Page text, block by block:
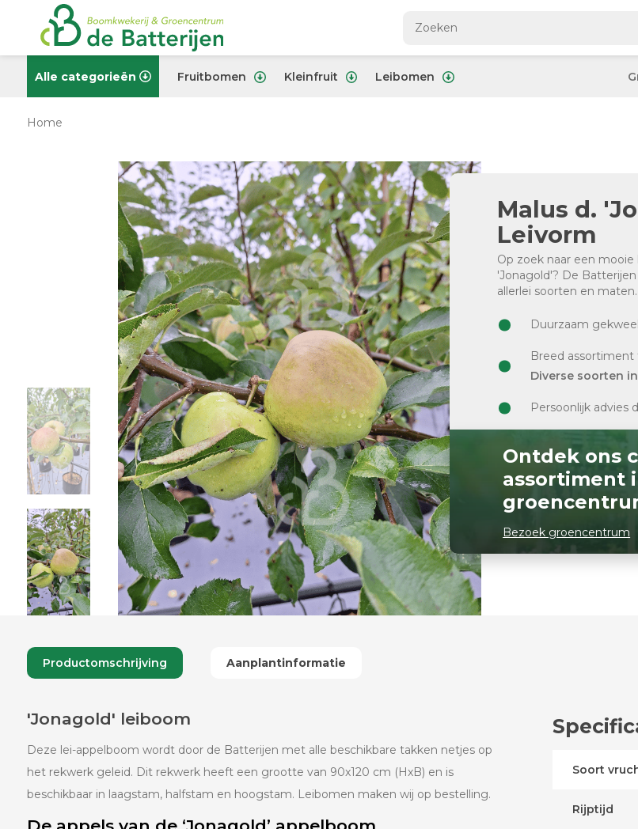
Alle categorieën Fruitbomen Kleinfruit Leibomen
Home
Malus d.
Leivorm
Op zoek naar een
'Jonagold'? De
allerlei soorten en maten.
Duurzaam
Breed
Diverse soorten
Persoonlijk advies
Ontdek ons
assortiment
Bezoek groencentrum
Productomschrijving Aanplantinformatie
'Jonagold' leiboom
Deze lei-appelboom wordt door de Batterijen met alle beschikbare takken netjes op
het rekwerk geleid. Dit rekwerk heeft een grootte van 90x120 cm (HxB) en is
beschikbaar in laagstam, halfstam en hoogstam. Leibomen maken wij op bestelling.
Soort
Rijptijd